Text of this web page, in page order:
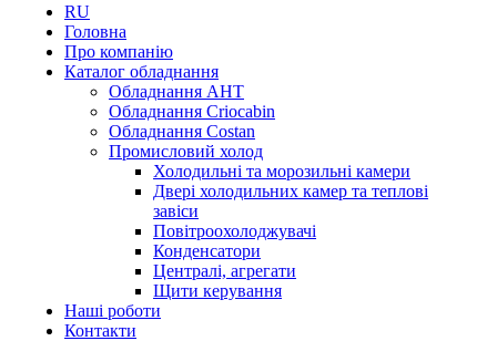
RU
Головна
Про компанію
Каталог обладнання
Обладнання AHT
Обладнання Criocabin
Обладнання Costan
Промисловий холод
Холодильні та морозильні камери
Двері холодильних камер та теплові
завіси
Повітроохолоджувачі
Конденсатори
Централі, агрегати
Щити керування
Наші роботи
Контакти